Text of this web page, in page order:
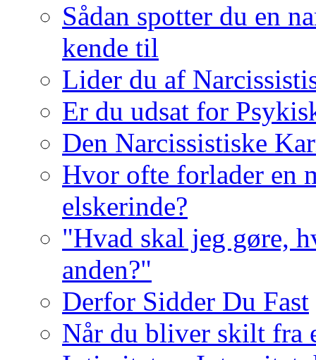
Sådan spotter du en
kende til
Lider du af
Er du udsat for
Den Narcissistiske
Hvor ofte forlader en
elskerinde?
"Hvad skal jeg gøre,
anden?"
Derfor Sidder Du Fast
Når du bliver skilt fra